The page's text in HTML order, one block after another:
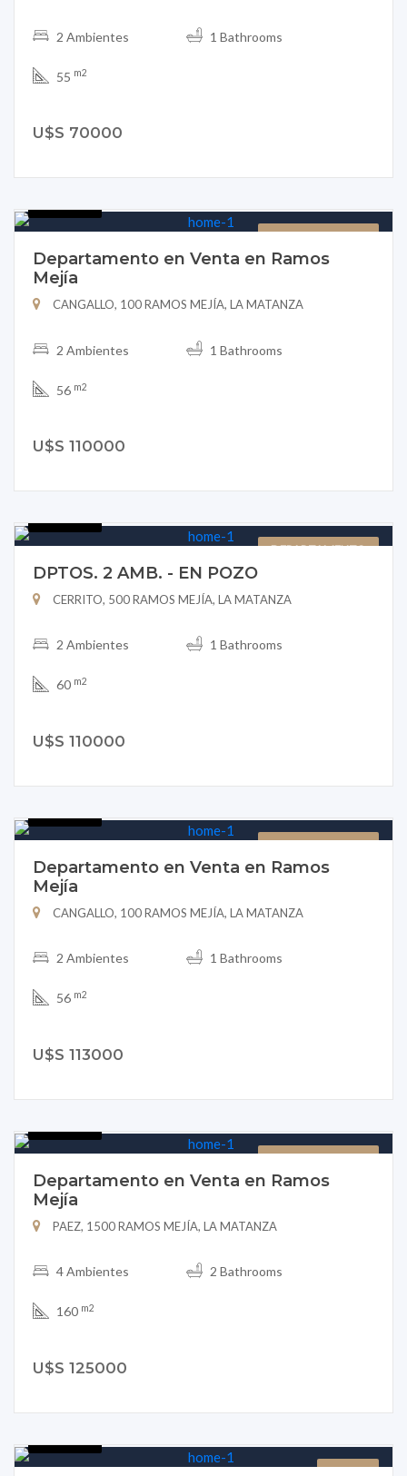
2 Ambientes 1 Bathrooms
55 m2
U$S 70000
Departamento en Venta en Ramos
Mejía
CANGALLO, 100 RAMOS MEJÍA, LA MATANZA
2 Ambientes 1 Bathrooms
56 m2
U$S 110000
DEPARTAMENTO
DPTOS. 2 AMB. - EN POZO
CERRITO, 500 RAMOS MEJÍA, LA MATANZA
2 Ambientes 1 Bathrooms
60 m2
U$S 110000
DEPARTAMENTO
Departamento en Venta en Ramos
Mejía
CANGALLO, 100 RAMOS MEJÍA, LA MATANZA
2 Ambientes 1 Bathrooms
56 m2
U$S 113000
Departamento en Venta en Ramos
Mejía
PAEZ, 1500 RAMOS MEJÍA, LA MATANZA
4 Ambientes 2 Bathrooms
160 m2
U$S 125000